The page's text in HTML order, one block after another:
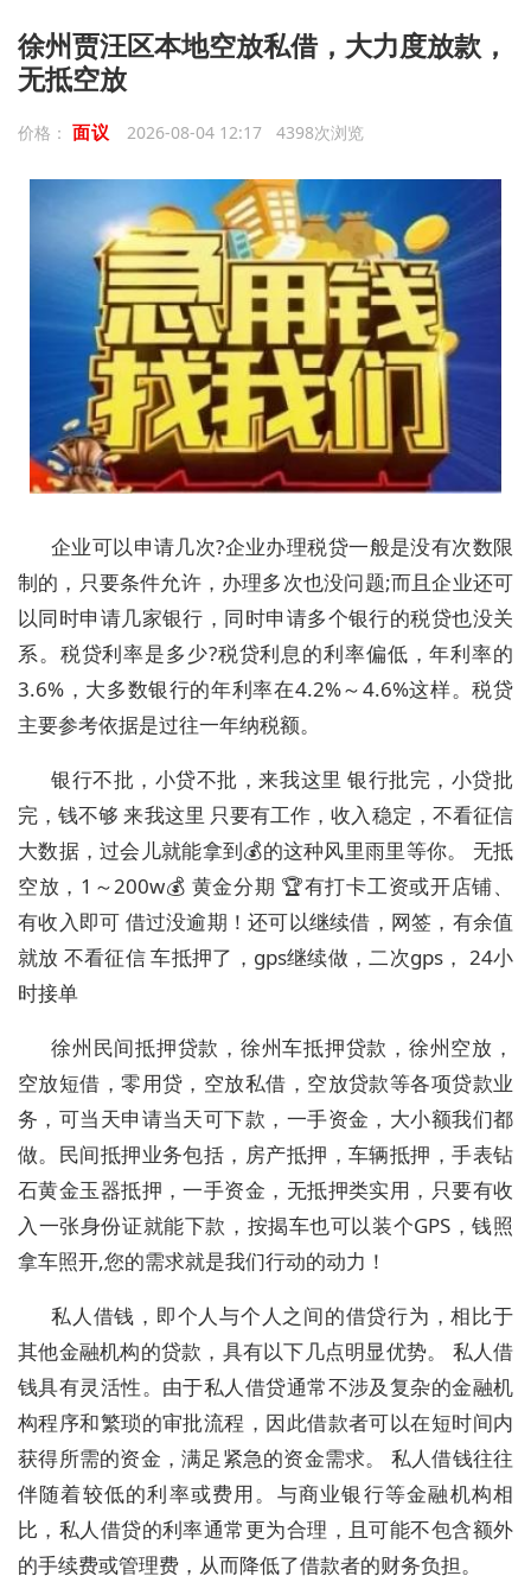
徐州贾汪区本地空放私借，大力度放款，
无抵空放
价格： 面议 2026-08-04 12:17 4398次浏览
企业可以申请几次?企业办理税贷一般是没有次数限
制的，只要条件允许，办理多次也没问题;而且企业还可
以同时申请几家银行，同时申请多个银行的税贷也没关
系。税贷利率是多少?税贷利息的利率偏低，年利率的
3.6%，大多数银行的年利率在4.2%～4.6%这样。税贷
主要参考依据是过往一年纳税额。
银行不批，小贷不批，来我这里 银行批完，小贷批
完，钱不够 来我这里 只要有工作，收入稳定，不看征信
大数据，过会儿就能拿到💰的这种风里雨里等你。 无抵
空放，1～200w💰 黄金分期 🏆有打卡工资或开店铺、
有收入即可 借过没逾期！还可以继续借，网签，有余值
就放 不看征信 车抵押了，gps继续做，二次gps， 24小
时接单
徐州民间抵押贷款，徐州车抵押贷款，徐州空放，
空放短借，零用贷，空放私借，空放贷款等各项贷款业
务，可当天申请当天可下款，一手资金，大小额我们都
做。民间抵押业务包括，房产抵押，车辆抵押，手表钻
石黄金玉器抵押，一手资金，无抵押类实用，只要有收
入一张身份证就能下款，按揭车也可以装个GPS，钱照
拿车照开,您的需求就是我们行动的动力！
私人借钱，即个人与个人之间的借贷行为，相比于
其他金融机构的贷款，具有以下几点明显优势。 私人借
钱具有灵活性。由于私人借贷通常不涉及复杂的金融机
构程序和繁琐的审批流程，因此借款者可以在短时间内
获得所需的资金，满足紧急的资金需求。 私人借钱往往
伴随着较低的利率或费用。与商业银行等金融机构相
比，私人借贷的利率通常更为合理，且可能不包含额外
的手续费或管理费，从而降低了借款者的财务负担。